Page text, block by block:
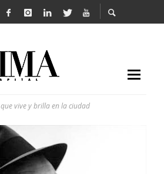
vive y brilla en la ciudad